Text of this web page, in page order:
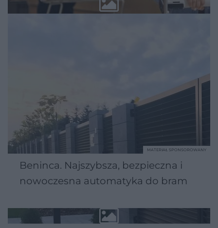
Beninca. Najszybsza, bezpieczna i
nowoczesna automatyka do bram
MATERIAŁ SPONSOROWANY